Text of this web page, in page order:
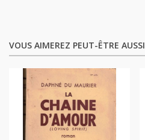
VOUS AIMEREZ PEUT-ÊTRE AUSSI